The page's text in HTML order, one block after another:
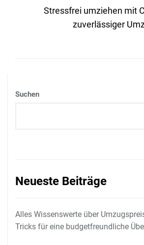
Stressfrei umziehen mit
zuverlässiger
Suchen
Neueste Beiträge
Alles Wissenswerte über
Tricks für eine budgetfreundliche